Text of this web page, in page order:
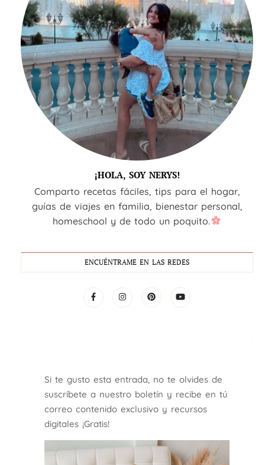
¡HOLA, SOY NERYS!
Comparto recetas fáciles, tips para el hogar,
guías de viajes en familia, bienestar personal,
homeschool y de todo un poquito.
ENCUÉNTRAME EN LAS REDES
Si te gusto esta entrada, no te olvides de
suscríbete a nuestro boletín y recibe en tú
correo contenido exclusivo y recursos
digitales ¡Gratis!